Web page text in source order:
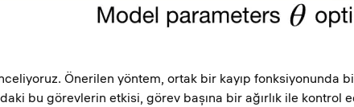
Önerilen yöntem, ortak bir kayıp fonksiyonunda
bu görevlerin etkisi, görev başına bir ağırlık ile kontrol